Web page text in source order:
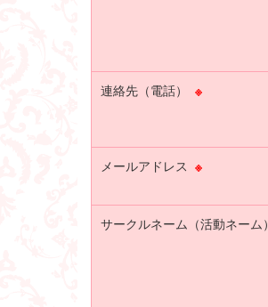
連絡先（電話） ※
メールアドレス ※
サークルネーム（活動ネーム）